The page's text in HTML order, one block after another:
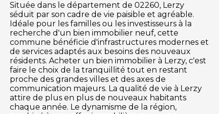
Située dans le département de 02260, Lerzy
séduit par son cadre de vie paisible et agréable.
Idéale pour les familles ou les investisseurs à la
recherche d'un bien immobilier neuf, cette
commune bénéficie d'infrastructures modernes et
de services adaptés aux besoins des nouveaux
résidents. Acheter un bien immobilier à Lerzy, c'est
faire le choix de la tranquillité tout en restant
proche des grandes villes et des axes de
communication majeurs. La qualité de vie à Lerzy
attire de plus en plus de nouveaux habitants
chaque année. Le dynamisme de la région,